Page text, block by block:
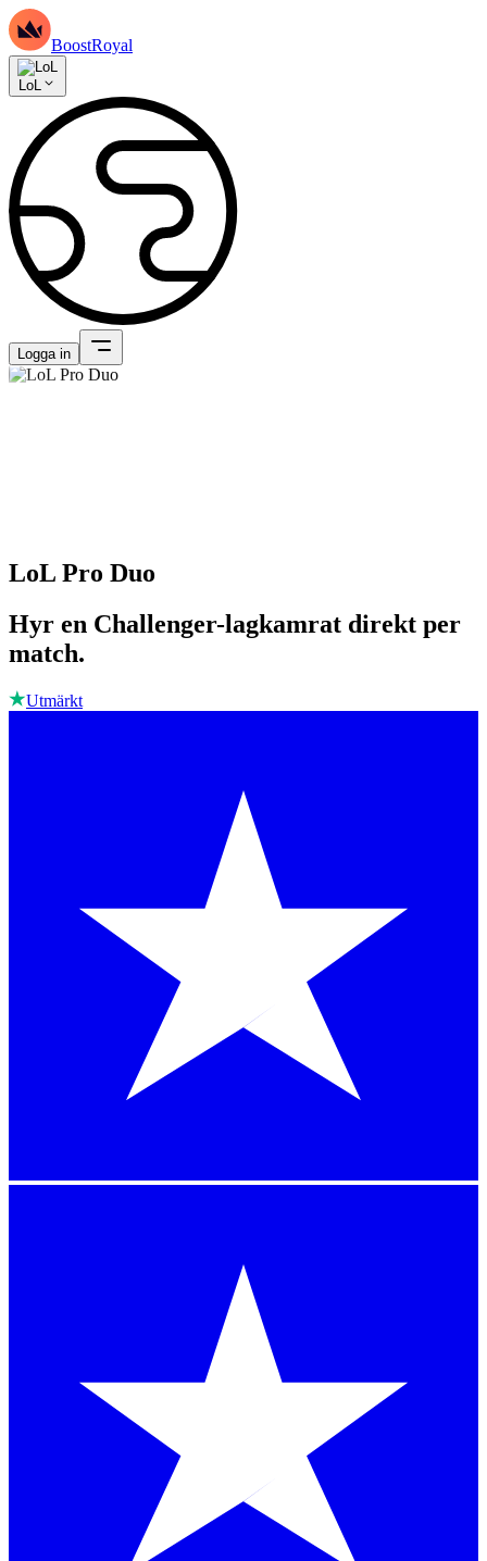
BoostRoyal
LoL
Logga in
LoL Pro Duo
Hyr en Challenger-lagkamrat direkt per
match.
Utmärkt